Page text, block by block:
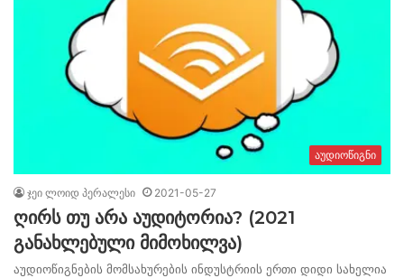
აუდიოწიგნი
ჯეი ლოიდ პერალესი 2021-05-27
ღირს თუ არა აუდიტორია? (2021
განახლებული მიმოხილვა)
აუდიოწიგნების მომსახურების ინდუსტრიის ერთი დიდი სახელია